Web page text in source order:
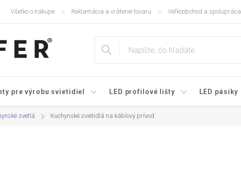
Všetko o nákupe Reklamácia a vrátenie tovaru Veľkoobchod a spolupráca
pre výrobu svietidiel LED profilové lišty LED pásiky
svetlá Kuchynské svietidlá na káblový prívod